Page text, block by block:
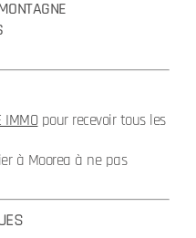
IMMOpour recevoir tous les
à Moorea à ne pas